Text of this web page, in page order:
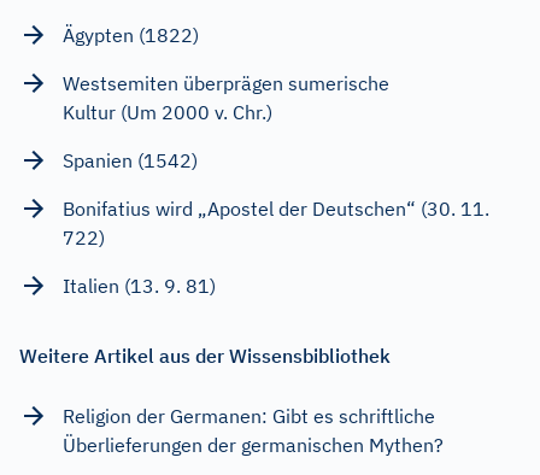
Ägypten (1822)
Westsemiten überprägen sumerische
Kultur (Um 2000 v. Chr.)
Spanien (1542)
Bonifatius wird „Apostel der Deutschen“ (30. 11.
722)
Italien (13. 9. 81)
Weitere Artikel aus der Wissensbibliothek
Religion der Germanen: Gibt es schriftliche
Überlieferungen der germanischen Mythen?